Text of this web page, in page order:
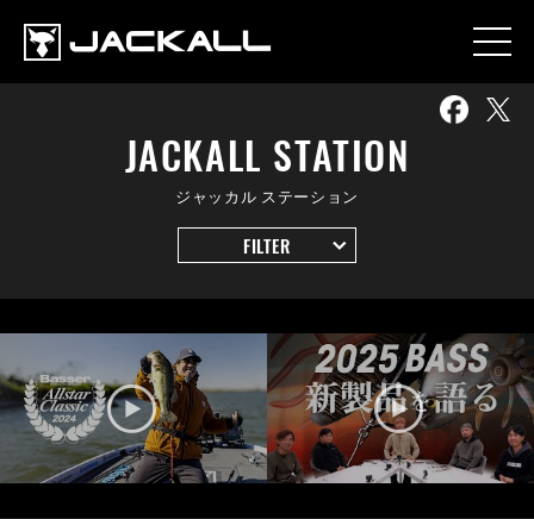
JACKALL STATION
ジャッカル ステーション
FILTER